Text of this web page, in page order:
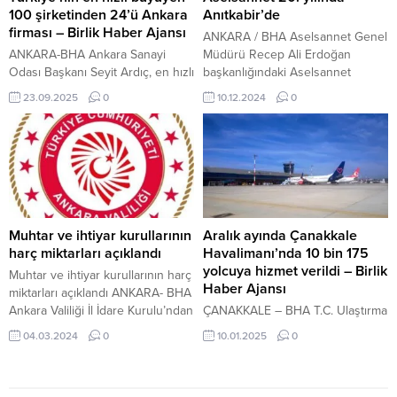
değişimlerin izlenebilmesi
amacıyla yapay zeka destekli
‘Ulusal Arazi Örtüsü Sınıflandırma
ve İzleme Sistemi...
toplantısı Kaymakam Vedat Yılmaz,
Coğrafi İşaretler Derneği Genel
Başkanı ve Reklam ve Marka...
100 şirketinden 24’ü Ankara
firması – Birlik Haber Ajansı
ANKARA-BHA Ankara Sanayi
Odası Başkanı Seyit Ardıç, en hızlı
büyüyen 100 şirketin 24’ünün
Ankara firması olduğuna dikkat
çekerek, “TOBB Türkiye 100,
Başkentimiz için bir gurur tablosu
oldu. 17’si Ankara Sanayi Odası
üyesi 24 Ankara firması listede
yer aldı. Ankara, listede en çok
firmayla temsil edilen il oldu” dedi.
ABB’den konser...
23.09.2025 0
Anıtkabir’de
ANKARA / BHA Aselsannet Genel
Müdürü Recep Ali Erdoğan
başkanlığındaki Aselsannet
heyeti, Aslanlı Yol’dan geçerek
Atatürk’ün mozolesine ilerledi.
Heyet, Anıtkabir ziyareti sırasında
20’inci kuruluş yıl dönümüne özel
olarak tasarlanan kokartı
yakalarında taşıdı. Erdoğan’ın
mozoleye çelenk bırakmasının
ardından, Aselsannet heyeti,
saygı duruşunda bulundu.
Buradaki törenin ardından
Aselsannet Genel Müdürü
Erdoğan, Misak-ı...
10.12.2024 0
Muhtar ve ihtiyar kurullarının
harç miktarları açıklandı
Muhtar ve ihtiyar kurullarının harç
miktarları açıklandı ANKARA- BHA
Ankara Valiliği İl İdare Kurulu’ndan
alınan kararda 4541 sayılı
kanunun 20’nci maddesi
04.03.2024 0
Aralık ayında Çanakkale
Havalimanı’nda 10 bin 175
yolcuya hizmet verildi – Birlik
Haber Ajansı
ÇANAKKALE – BHA T.C. Ulaştırma
ve Altyapı Bakanlığı Devlet Hava
Meydanları İşletmesi (DHMİ)
10.01.2025 0